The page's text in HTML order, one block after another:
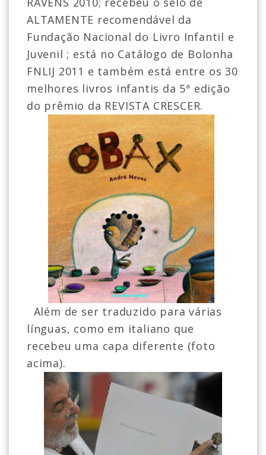
ALTAMENTE recomendável da
Fundação Nacional do Livro Infantil e
Juvenil ; está no Catálogo de Bolonha
FNLIJ 2011 e também está entre os 30
melhores livros infantis da 5ª edição
do prêmio da REVISTA CRESCER.
Além de ser traduzido para várias
línguas, como em italiano que
recebeu uma capa diferente (foto
acima).